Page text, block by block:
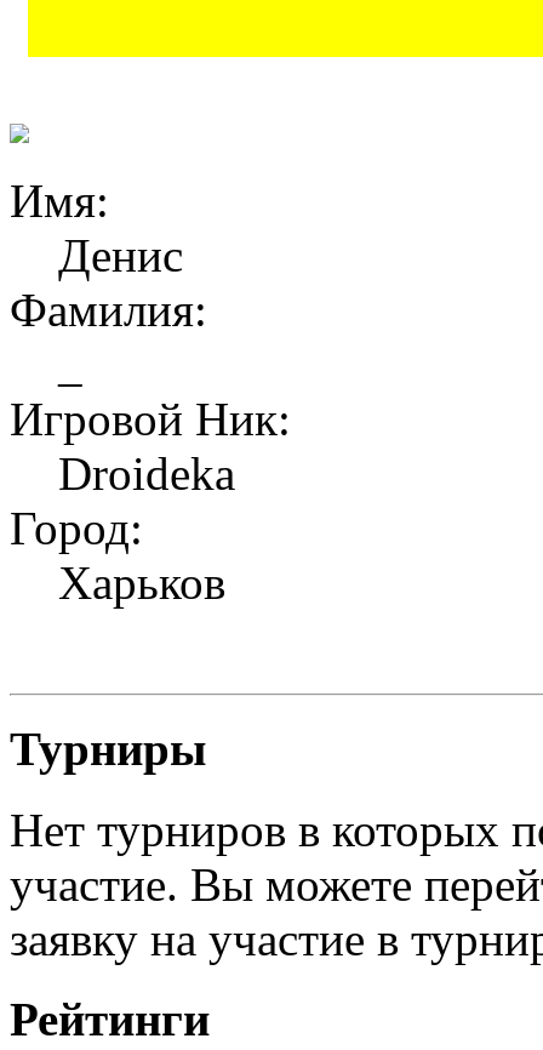
Имя:
Денис
Фамилия:
Игровой Ник:
Droideka
Город:
Харьков
Турниры
Нет турниров в которых
участие. Вы можете
заявку на участие в
Рейтинги